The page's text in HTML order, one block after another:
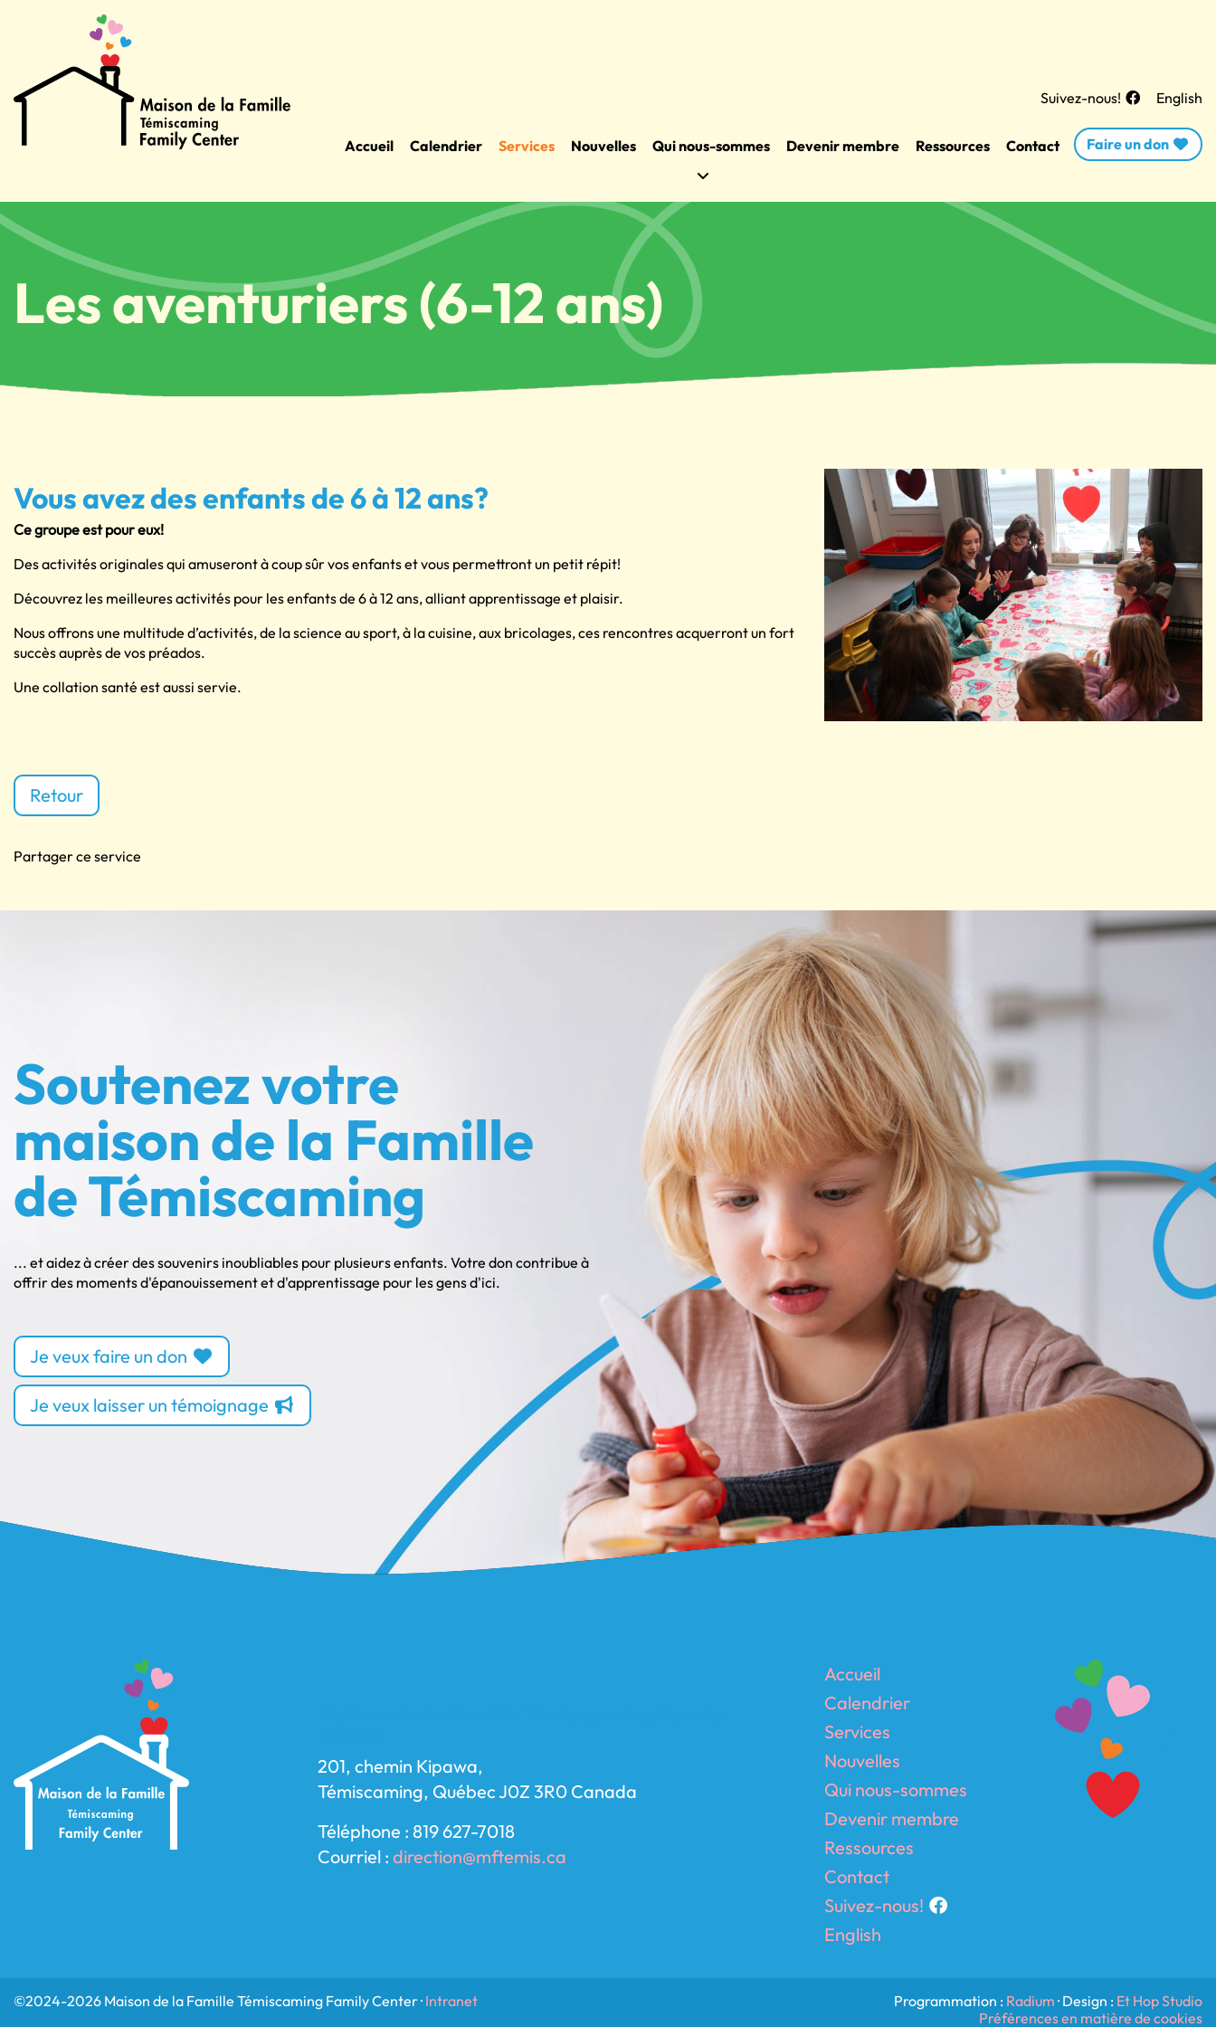
English
Suivez-nous!
Accueil Calendrier Services Nouvelles Qui nous-sommes Devenir membre Ressources Contact Faire un don
Les aventuriers (6-12 ans)
Vous avez des enfants de 6 à 12 ans?
Ce groupe est pour eux!
Des activités originales qui amuseront à coup sûr vos enfants et vous permettront un petit répit!
Découvrez les meilleures activités pour les enfants de 6 à 12 ans, alliant apprentissage et plaisir.
Nous offrons une multitude d’activités, de la science au sport, à la cuisine, aux bricolages, ces rencontres acquerront un fort
succès auprès de vos préados.
Une collation santé est aussi servie.
Retour
Partager ce service
Soutenez votre
maison de la Famille
de Témiscaming
... et aidez à créer des souvenirs inoubliables pour plusieurs enfants. Votre don contribue à
offrir des moments d'épanouissement et d'apprentissage pour les gens d'ici.
Je veux faire un don
Je veux laisser un témoignage
201, chemin Kipawa,
Témiscaming, Québec J0Z 3R0 Canada
Téléphone : 819 627-7018
Courriel : direction@mftemis.ca
Accueil
Calendrier
Services
Nouvelles
Qui nous-sommes
Devenir membre
Ressources
Contact
Suivez-nous!
English
©2024-2026 Maison de la Famille Témiscaming Family Center · Intranet Programmation : Radium · Design : Et Hop Studio
Préférences en matière de cookies